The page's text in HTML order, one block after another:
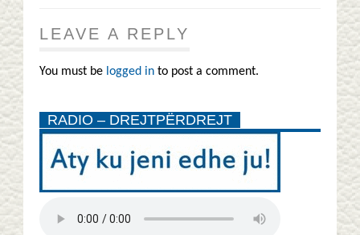
LEAVE A REPLY
You must be logged in to post a comment.
RADIO – DREJTPËRDREJT